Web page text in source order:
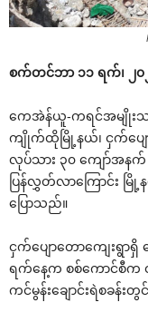
စက်တင်ဘာ ၁၁ ရက်၊ ၂၀
ကေအဲန်ယူ-ကရင်အမျိုးသ
ကျိုက်ထိုမြို့နယ်၊ ငှက်ပျေ
လုပ်သား ၃၀ ကျော်အနက်
ပြန်လွှတ်လာကြောင်း မြို့
ပြောသည်။
ငှက်ပျောတောကျေးရွ
ရက်နေ့က စစ်ကောင်စီက
ကင်မွန်းချောင်းရဲစခန်း